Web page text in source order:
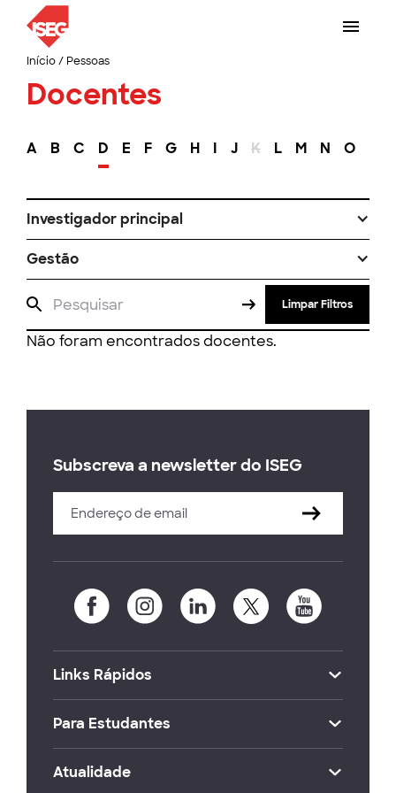
Início/ Pessoas
Docentes
A B C D E F G H I J K L M N O
Investigador principal
Gestão
Limpar Filtros
Não foram encontrados docentes.
Subscreva a newsletter do ISEG
Links Rápidos
Para Estudantes
Atualidade